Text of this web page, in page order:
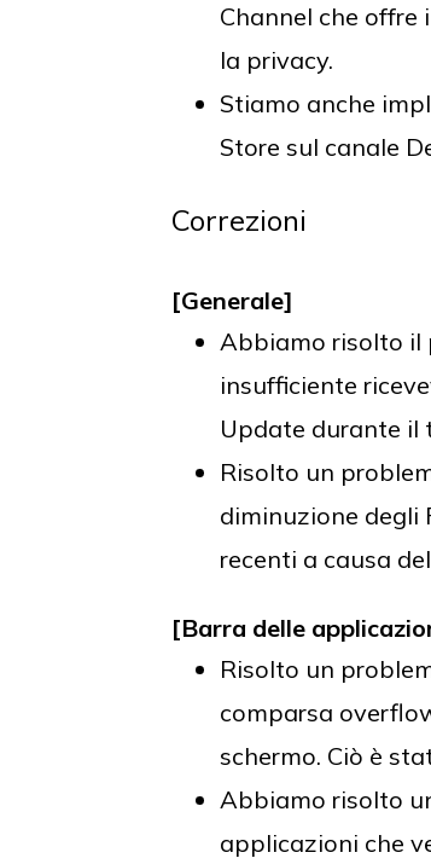
Channel che
la privacy.
Stiamo anche
Store sul canale
Correzioni
[Generale]
Abbiamo risolto il
insufficiente
Update durante il
Risolto un
diminuzione degli
recenti a causa
[Barra delle
Risolto un
comparsa
schermo. Ciò è
Abbiamo risolto
applicazioni che